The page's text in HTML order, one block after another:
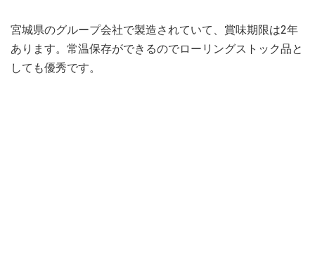
宮城県のグループ会社で製造されていて、賞味期限は2年
あります。常温保存ができるのでローリングストック品と
しても優秀です。